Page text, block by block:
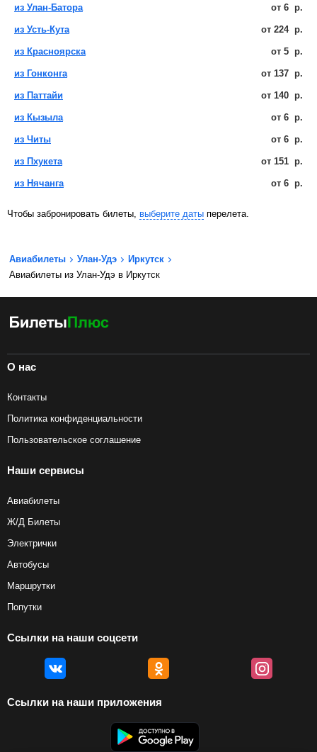
из Улан-Батора от 6 р.
из Усть-Кута от 224 р.
из Красноярска от 5 р.
из Гонконга от 137 р.
из Паттайи от 140 р.
из Кызыла от 6 р.
из Читы от 6 р.
из Пхукета от 151 р.
из Нячанга от 6 р.
Чтобы забронировать билеты, выберите даты перелета.
Авиабилеты Улан-Удэ
Иркутск
Авиабилеты из Улан-Удэ в Иркутск
О нас
Контакты
Политика конфиденциальности
Пользовательское соглашение
Наши сервисы
Авиабилеты
Ж/Д Билеты
Электрички
Автобусы
Маршрутки
Попутки
Ссылки на наши соцсети
Ссылки на наши приложения